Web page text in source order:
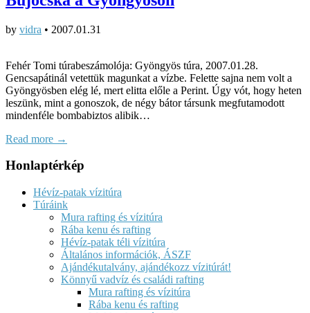
by vidra • 2007.01.31
Fehér Tomi túrabeszámolója: Gyöngyös túra, 2007.01.28.
Gencsapátinál vetettük magunkat a vízbe. Felette sajna nem volt a
Gyöngyösben elég lé, mert elitta előle a Perint. Úgy vót, hogy heten
leszünk, mint a gonoszok, de négy bátor társunk megfutamodott
mindenféle bombabiztos alibik…
Read more →
Honlaptérkép
Hévíz-patak vízitúra
Túráink
Mura rafting és vízitúra
Rába kenu és rafting
Hévíz-patak téli vízitúra
Általános információk, ÁSZF
Ajándékutalvány, ajándékozz vízitúrát!
Könnyű vadvíz és családi rafting
Mura rafting és vízitúra
Rába kenu és rafting